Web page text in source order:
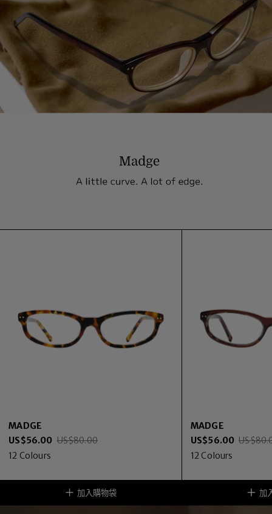
MADGE
US$56.00 US$80.00
12 Colours
加入購物袋
MADGE
US$56.00 US$
12 Colours
加